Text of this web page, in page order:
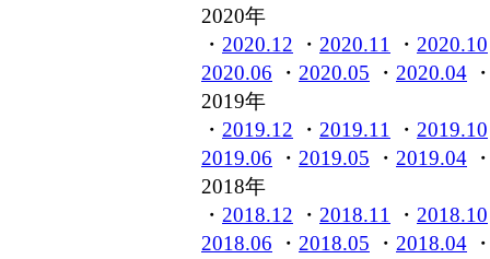
2020年
・ 2020.12 ・ 2020.11 ・ 2020.10
2020.06 ・ 2020.05 ・ 2020.04
2019年
・ 2019.12 ・ 2019.11 ・ 2019.10
2019.06 ・ 2019.05 ・ 2019.04
2018年
・ 2018.12 ・ 2018.11 ・ 2018.10
2018.06 ・ 2018.05 ・ 2018.04